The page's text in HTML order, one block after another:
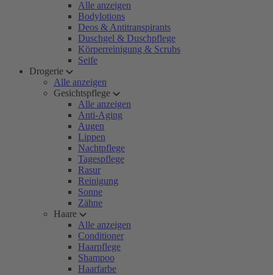
Alle anzeigen
Bodylotions
Deos & Antitranspirants
Duschgel & Duschpflege
Körperreinigung & Scrubs
Seife
Drogerie
Alle anzeigen
Gesichtspflege
Alle anzeigen
Anti-Aging
Augen
Lippen
Nachtpflege
Tagespflege
Rasur
Reinigung
Sonne
Zähne
Haare
Alle anzeigen
Conditioner
Haarpflege
Shampoo
Haarfarbe